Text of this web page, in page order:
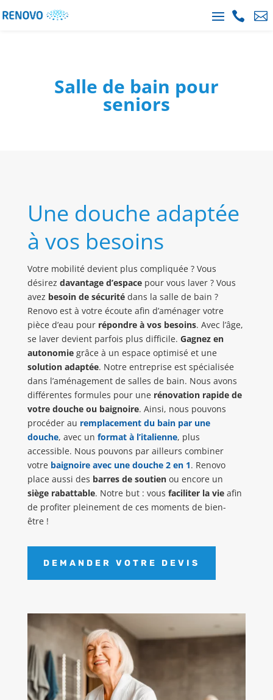
 
Salle de bain pour
seniors
Une douche adaptée
à vos besoins
Votre mobilité devient plus compliquée ? Vous
désirez davantage d’espacepour vous laver ? Vous
avez besoin de sécuritédans la salle de bain ?
Renovo est à votre écoute afin d’aménager votre
pièce d’eau pour répondre à vos besoins. Avec l’âge,
se laver devient parfois plus difficile. Gagnez en
autonomiegrâce à un espace optimisé et une
solution adaptée. Notre entreprise est spécialisée
dans l’aménagement de salles de bain. Nous avons
différentes formules pour une rénovation rapide de
votre douche ou baignoire. Ainsi, nous pouvons
procéder au remplacement du bain par une
douche, avec un format à l’italienne, plus
accessible. Nous pouvons par ailleurs combiner
votre baignoire avec une douche 2 en 1. Renovo
place aussi des barres de soutienou encore un
siège rabattable. Notre but : vous faciliter la vieafin
de profiter pleinement de ces moments de bien-
être !
DEMANDER VOTRE DEVIS